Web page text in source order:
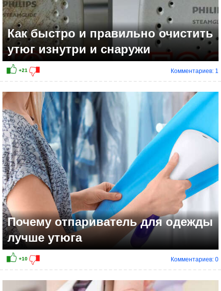
+6
Как быстро и правильно очистить
утюг изнутри и снаружи
Комментариев: 1
Почему отпариватель для одежды
лучше утюга
Комментариев: 0